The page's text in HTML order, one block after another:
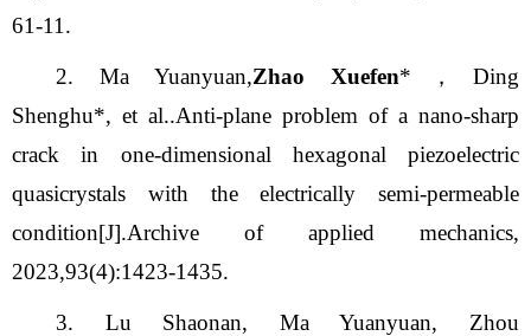
61-11 .
2. Ma Yuanyuan,Zhao Xuefen*，Ding
Shenghu*, et al..Anti-plane problem of a nano-sharp
crack in one-dimensional hexagonal piezoelectric
quasicrystals with the electrically semi-permeable
condition[J].Archive of applied mechanics,
2023,93(4):1423-1435.
3. Lu Shaonan, Ma Yuanyuan, Zhou